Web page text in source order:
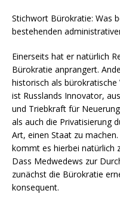
Stichwort Bürokratie: Was
bestehenden
Einerseits hat er natürlich
Bürokratie anprangert.
historisch als
ist Russlands Innovator,
und Triebkraft für
als auch die Privatisierung
Art, einen Staat zu
kommt es hierbei natürlich
Dass Medwedews zur
zunächst die Bürokratie
konsequent.